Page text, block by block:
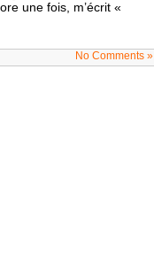
une fois, m’écrit «
No Comments »